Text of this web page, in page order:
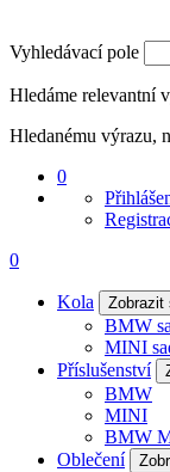
Vyhledávací pole
Hledáme relevantní
Hledanému výrazu,
0
0
Kola Zobrazit
BMW
MINI
Příslušenství
BMW
MINI
BMW
Oblečení